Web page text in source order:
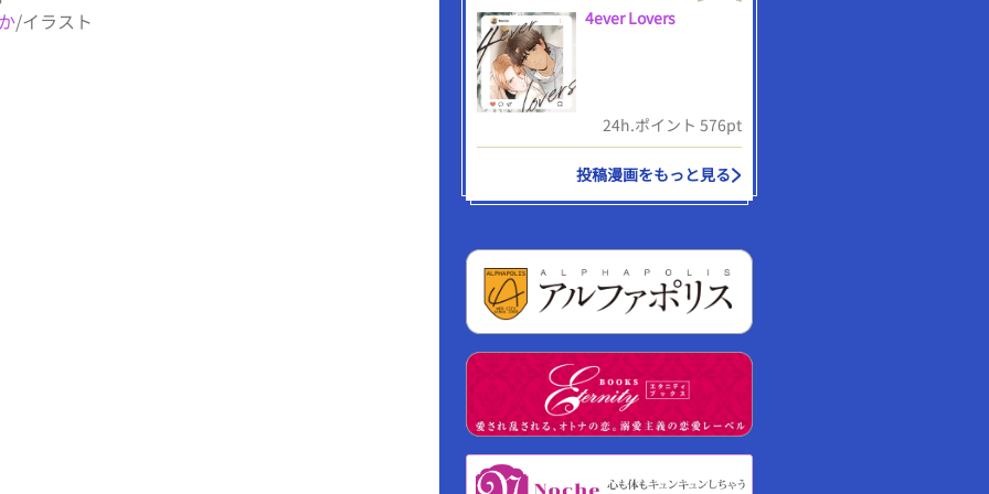
/イラスト 4ever Lovers
24h.ポイント 576pt
投稿漫画をもっと見る